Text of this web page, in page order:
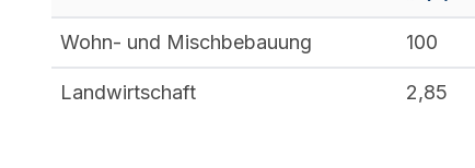
Wohn- und Mischbebauung 100
Landwirtschaft 2,85